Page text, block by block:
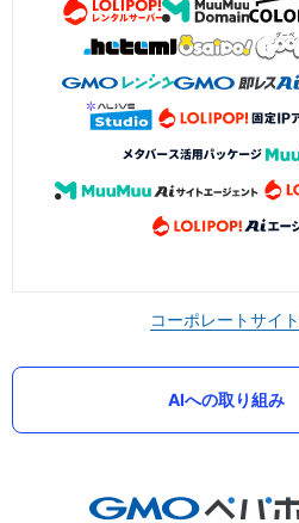
コーポレートサイト
AIへの取り組み